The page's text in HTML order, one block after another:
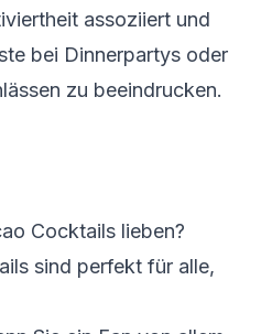
assoziiert und
bei Dinnerpartys oder
zu beeindrucken.
Cocktails lieben?
sind perfekt für alle,